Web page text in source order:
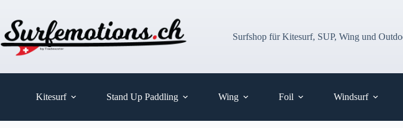
springen
Surfshop für Kitesurf, SUP, Wing und
Kitesurf Stand Up Paddling Wing Foil Windsurf